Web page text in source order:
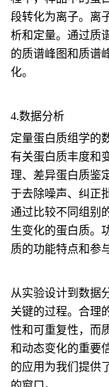
段转化为离子。离
析和定量。通过质
的质谱峰图和质谱
化。
4.数据分析
定量蛋白质组学的
有关蛋白质丰度和
理、差异蛋白质鉴
于去除噪声、纠正
通过比较不同组别
生变化的蛋白质。
质的功能特点和参
从实验设计到数据
关键的过程。合理
性和可重复性，而
和动态变化的重要
的应用为我们提供